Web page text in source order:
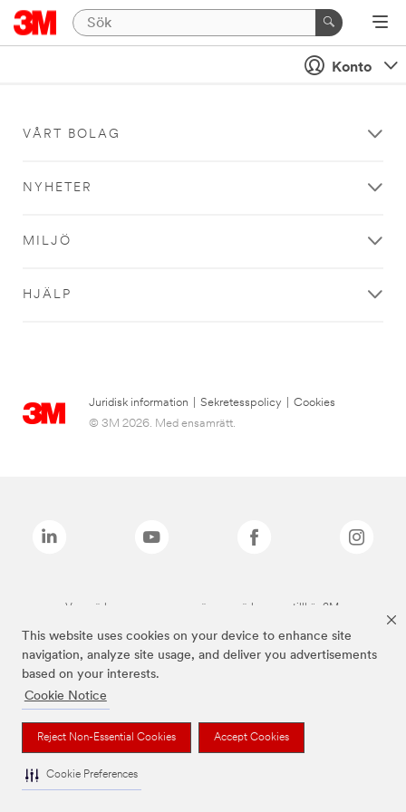
This website uses cookies on your device to enhance site
navigation, analyze site usage, and deliver you advertisements
based on your interests.
Cookie Notice
Reject Non-Essential Cookies Accept Cookies
Cookie Preferences
Konto
VÅRT BOLAG
NYHETER
MILJÖ
HJÄLP
Juridisk information Sekretesspolicy
Cookies
© 3M 2026. Med ensamrätt.
Varumärken som anges ovan är varumärken som tillhör 3M.